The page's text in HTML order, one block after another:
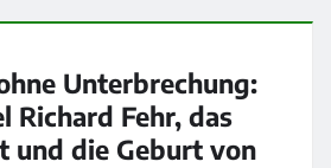
Unterbrechung:
Richard Fehr, das
und die Geburt von